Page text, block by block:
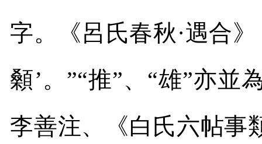
字。《呂氏春秋·遇合
顙’。”“推”、“雄”亦並
李善注、《白氏六帖事